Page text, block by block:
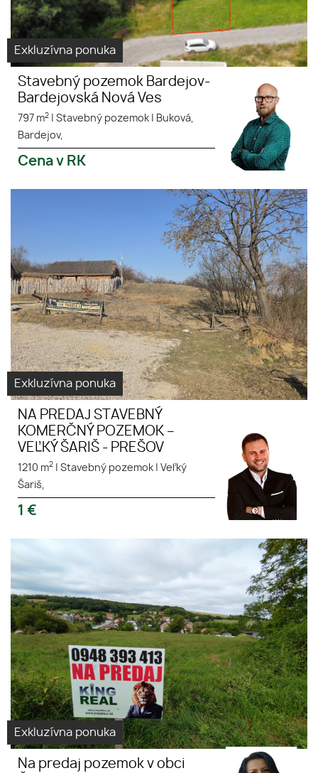
Exkluzívna ponuka
Stavebný pozemok Bardejov-
Bardejovská Nová Ves
797 m2 Stavebný pozemok
Buková,
Bardejov,
Cena v RK
KOMERČNÝ POZEMOK – VEĽKÝ
Virtuálna
prehliadka
Exkluzívna ponuka
NA PREDAJ STAVEBNÝ
KOMERČNÝ POZEMOK –
VEĽKÝ ŠARIŠ - PREŠOV
1210 m2 Stavebný pozemok
Veľký
Šariš,
1 €
Čechy okres Nové Zámky –
1288 m², blízko termálov a
lyžovačky. Kľud, príroda a
výhľad!
Exkluzívna ponuka
Na predaj pozemok v obci